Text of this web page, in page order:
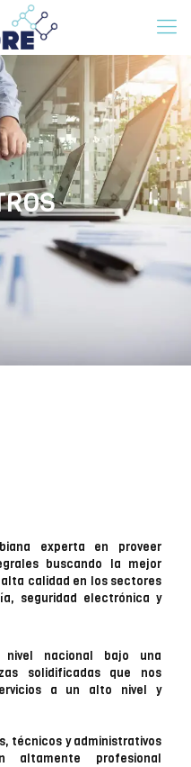
experta en proveer
buscando la mejor
calidad en los sectores
seguridad electrónica y
nacional bajo una
solidificadas que nos
a un alto nivel y
técnicos y administrativos
altamente profesional